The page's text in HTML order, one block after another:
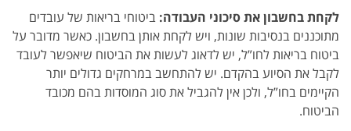
לקחת בחשבון את סיכוני העבודה: ביטוחי בריאות של עובדים
מתוכננים בנסיבות שונות, ויש לקחת אותן בחשבון. כאשר מדובר על
ביטוח בריאות לחו”ל, יש לדאוג לעשות את הביטוח שיאפשר לעובד
לקבל את הסיוע בהקדם. יש להתחשב במרחקים גדולים יותר
הקיימים בחו”ל, ולכן אין להגביל את סוג המוסדות בהם מכובד
הביטוח.